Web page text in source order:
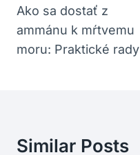
V
Článku
Ako sa dostať z
ammánu k mŕtvemu
moru: Praktické rady
Similar Posts